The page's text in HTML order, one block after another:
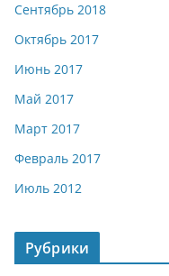
Сентябрь 2018
Октябрь 2017
Июнь 2017
Май 2017
Март 2017
Февраль 2017
Июль 2012
Рубрики